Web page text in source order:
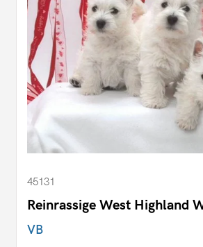
45131
Reinrassige West Highland
VB